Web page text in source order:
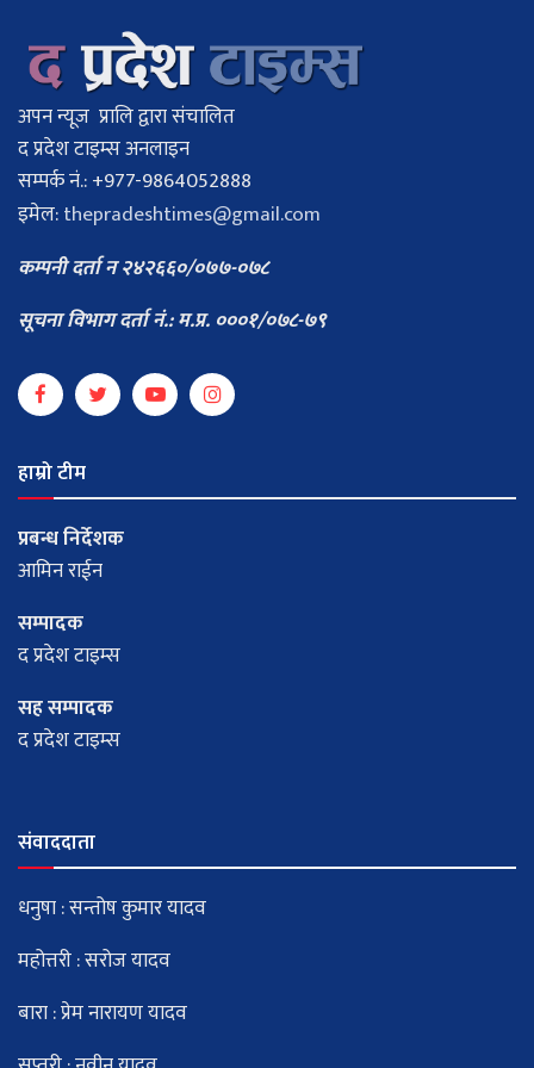
अपन न्यूज प्रालि द्वारा संचालित
द प्रदेश टाइम्स अनलाइन
सम्पर्क नं.: +977-9864052888
इमेल:thepradeshtimes@gmail.com
कम्पनी दर्ता न २४२६६०/०७७-०७८
सूचना विभाग दर्ता नं.: म.प्र. ०००१/०७८-७९
हाम्रो टीम
प्रबन्ध निर्देशक
आमिन राईन
सम्पादक
द प्रदेश टाइम्स
सह सम्पादक
द प्रदेश टाइम्स
संवाददाता
धनुषा : सन्तोष कुमार यादव
महोत्तरी : सरोज यादव
बारा : प्रेम नारायण यादव